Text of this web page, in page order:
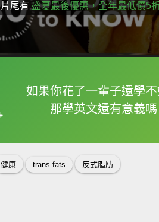
片尾有 盛夏最後優惠，全年最低價5折
如果你花了一輩子還學
那學英文還有意義嗎
框選或點兩
健康 trans fats 反式脂肪